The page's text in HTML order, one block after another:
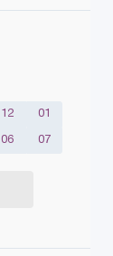
12 01
06 07